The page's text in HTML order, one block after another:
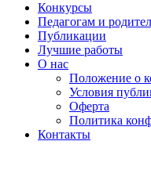
Конкурсы
Педагогам и
Публикации
Лучшие работы
О нас
Положение о
Условия
Оферта
Политика
Контакты